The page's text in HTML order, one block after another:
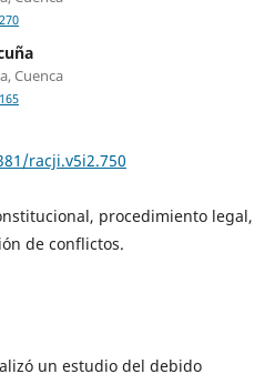
Cuenca
racji.v5i2.750
procedimiento legal,
de conflictos.
un estudio del debido